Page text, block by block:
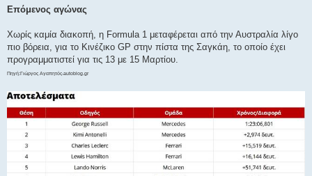
Επόμενος αγώνας
Χωρίς καμία διακοπή, η Formula 1 μεταφέρεται από την Αυστραλία λίγο
πιο βόρεια, για το Κινέζικο GP στην πίστα της Σαγκάη, το οποίο έχει
προγραμματιστεί για τις 13 με 15 Μαρτίου.
Πηγή:Γιώργος Αγαπητός-autoblog.gr